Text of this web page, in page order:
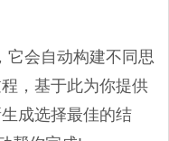
它会自动构建不同思
，基于此为你提供
成选择最佳的结